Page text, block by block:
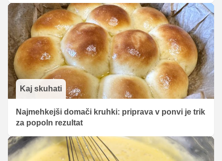
Kaj skuhati
Najmehkejši domači kruhki: priprava v ponvi je trik
za popoln rezultat